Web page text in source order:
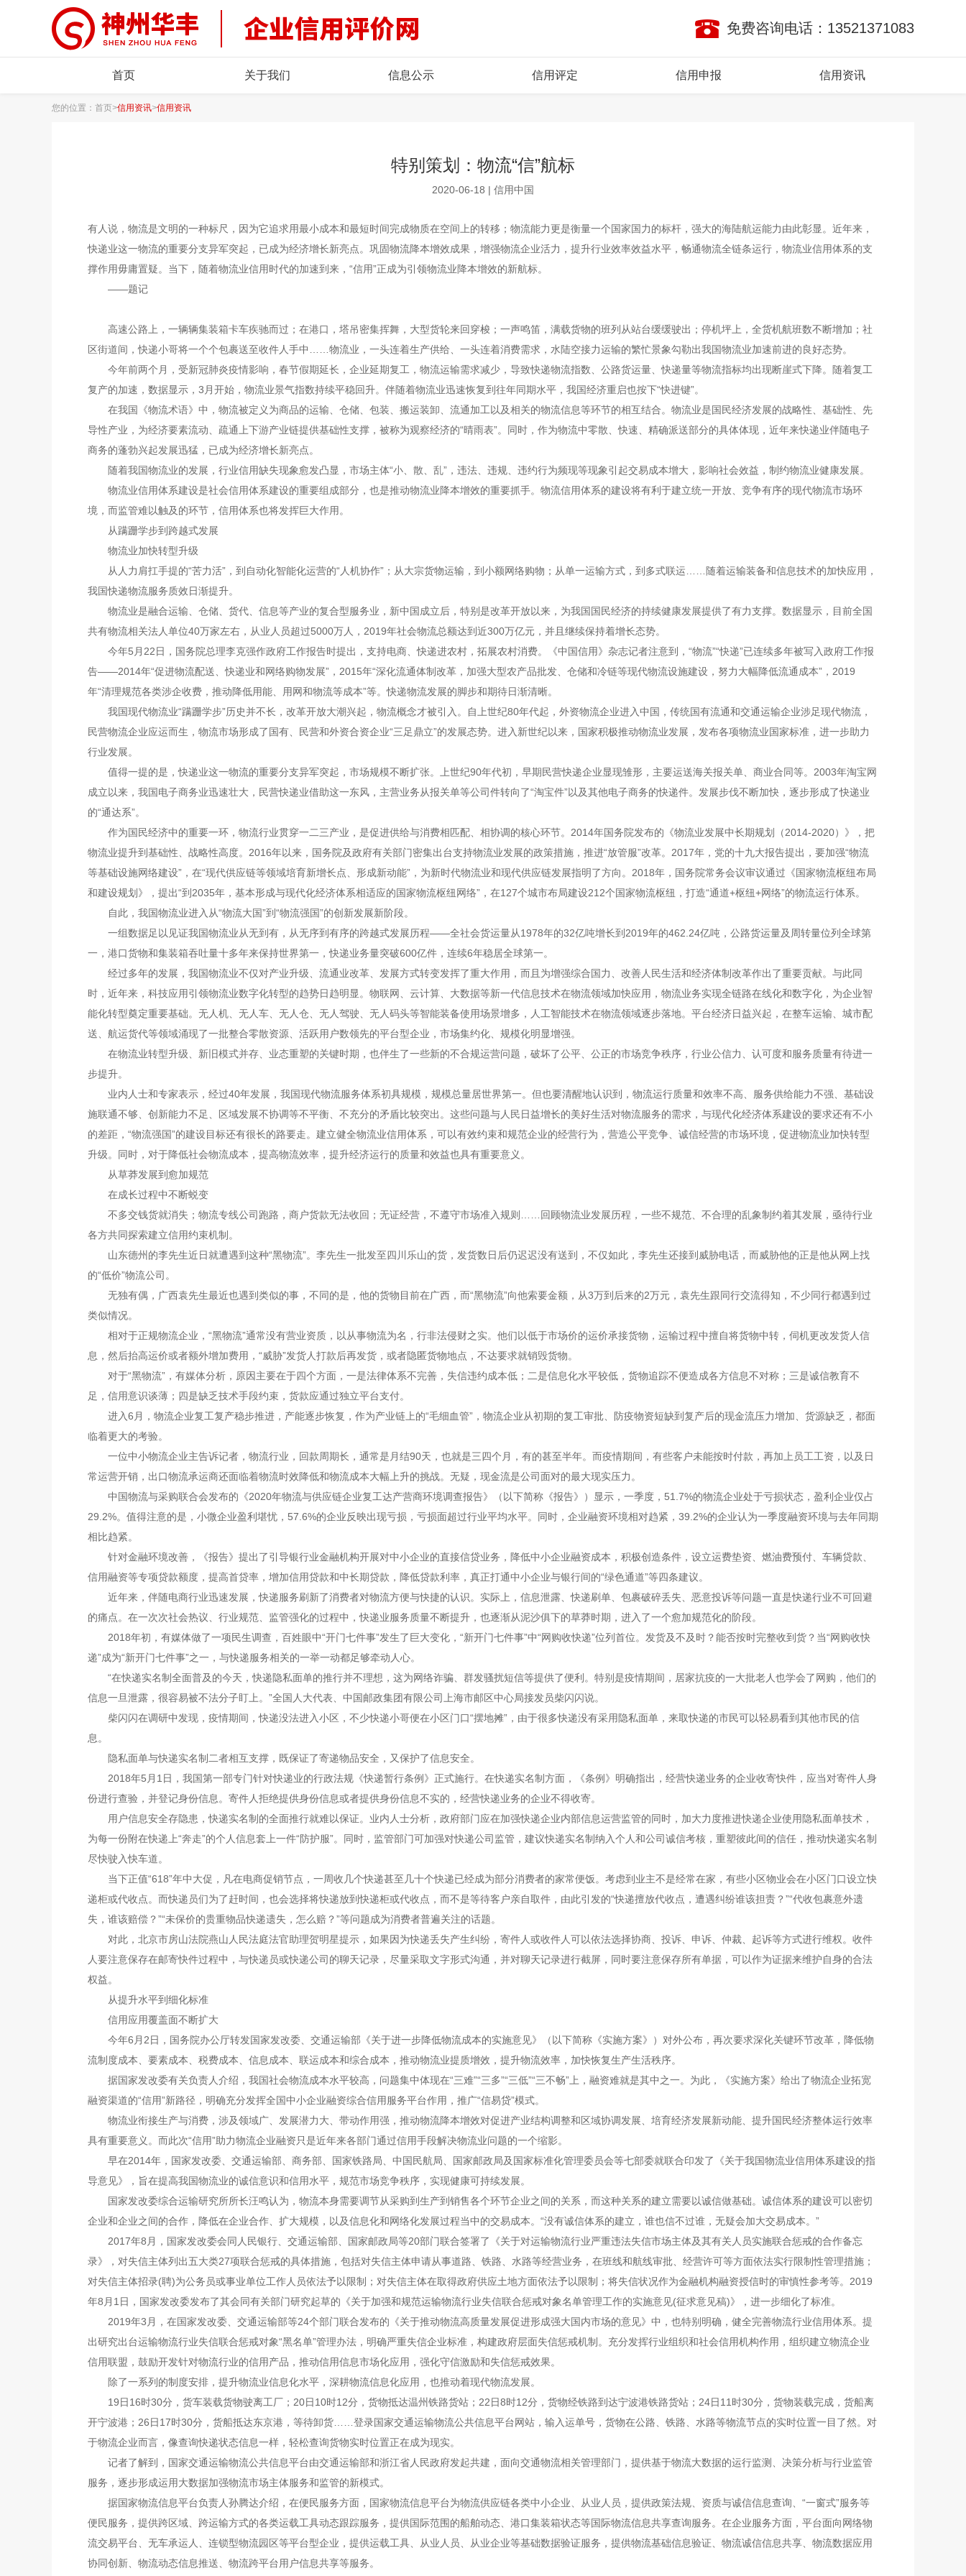
免费咨询电话：13521371083
首页 关于我们 信息公示 信用评定 信用申报 信用资讯
您的位置： 首页>信用资讯>信用资讯
特别策划：物流“信”航标
2020-06-18 | 信用中国
有人说，物流是文明的一种标尺，因为它追求用最小成本和最短时间完成物质在空间上的转移；物流能力更是衡量一个国家国力的标杆，强大的海陆航运能力由此彰显。近年来，
快递业这一物流的重要分支异军突起，已成为经济增长新亮点。巩固物流降本增效成果，增强物流企业活力，提升行业效率效益水平，畅通物流全链条运行，物流业信用体系的支
撑作用毋庸置疑。当下，随着物流业信用时代的加速到来，“信用”正成为引领物流业降本增效的新航标。
——题记
高速公路上，一辆辆集装箱卡车疾驰而过；在港口，塔吊密集挥舞，大型货轮来回穿梭；一声鸣笛，满载货物的班列从站台缓缓驶出；停机坪上，全货机航班数不断增加；社
区街道间，快递小哥将一个个包裹送至收件人手中……物流业，一头连着生产供给、一头连着消费需求，水陆空接力运输的繁忙景象勾勒出我国物流业加速前进的良好态势。
今年前两个月，受新冠肺炎疫情影响，春节假期延长，企业延期复工，物流运输需求减少，导致快递物流指数、公路货运量、快递量等物流指标均出现断崖式下降。随着复工
复产的加速，数据显示，3月开始，物流业景气指数持续平稳回升。伴随着物流业迅速恢复到往年同期水平，我国经济重启也按下“快进键”。
在我国《物流术语》中，物流被定义为商品的运输、仓储、包装、搬运装卸、流通加工以及相关的物流信息等环节的相互结合。物流业是国民经济发展的战略性、基础性、先
导性产业，为经济要素流动、疏通上下游产业链提供基础性支撑，被称为观察经济的“晴雨表”。同时，作为物流中零散、快速、精确派送部分的具体体现，近年来快递业伴随电子
商务的蓬勃兴起发展迅猛，已成为经济增长新亮点。
随着我国物流业的发展，行业信用缺失现象愈发凸显，市场主体“小、散、乱”，违法、违规、违约行为频现等现象引起交易成本增大，影响社会效益，制约物流业健康发展。
物流业信用体系建设是社会信用体系建设的重要组成部分，也是推动物流业降本增效的重要抓手。物流信用体系的建设将有利于建立统一开放、竞争有序的现代物流市场环
境，而监管难以触及的环节，信用体系也将发挥巨大作用。
从蹒跚学步到跨越式发展
物流业加快转型升级
从人力肩扛手提的“苦力活”，到自动化智能化运营的“人机协作”；从大宗货物运输，到小额网络购物；从单一运输方式，到多式联运……随着运输装备和信息技术的加快应用，
我国快递物流服务质效日渐提升。
物流业是融合运输、仓储、货代、信息等产业的复合型服务业，新中国成立后，特别是改革开放以来，为我国国民经济的持续健康发展提供了有力支撑。数据显示，目前全国
共有物流相关法人单位40万家左右，从业人员超过5000万人，2019年社会物流总额达到近300万亿元，并且继续保持着增长态势。
今年5月22日，国务院总理李克强作政府工作报告时提出，支持电商、快递进农村，拓展农村消费。《中国信用》杂志记者注意到，“物流”“快递”已连续多年被写入政府工作报
告——2014年“促进物流配送、快递业和网络购物发展”，2015年“深化流通体制改革，加强大型农产品批发、仓储和冷链等现代物流设施建设，努力大幅降低流通成本”，2019
年“清理规范各类涉企收费，推动降低用能、用网和物流等成本”等。快递物流发展的脚步和期待日渐清晰。
我国现代物流业“蹒跚学步”历史并不长，改革开放大潮兴起，物流概念才被引入。自上世纪80年代起，外资物流企业进入中国，传统国有流通和交通运输企业涉足现代物流，
民营物流企业应运而生，物流市场形成了国有、民营和外资合资企业“三足鼎立”的发展态势。进入新世纪以来，国家积极推动物流业发展，发布各项物流业国家标准，进一步助力
行业发展。
值得一提的是，快递业这一物流的重要分支异军突起，市场规模不断扩张。上世纪90年代初，早期民营快递企业显现雏形，主要运送海关报关单、商业合同等。2003年淘宝网
成立以来，我国电子商务业迅速壮大，民营快递业借助这一东风，主营业务从报关单等公司件转向了“淘宝件”以及其他电子商务的快递件。发展步伐不断加快，逐步形成了快递业
的“通达系”。
作为国民经济中的重要一环，物流行业贯穿一二三产业，是促进供给与消费相匹配、相协调的核心环节。2014年国务院发布的《物流业发展中长期规划（2014-2020）》，把
物流业提升到基础性、战略性高度。2016年以来，国务院及政府有关部门密集出台支持物流业发展的政策措施，推进“放管服”改革。2017年，党的十九大报告提出，要加强“物流
等基础设施网络建设”，在“现代供应链等领域培育新增长点、形成新动能”，为新时代物流业和现代供应链发展指明了方向。2018年，国务院常务会议审议通过《国家物流枢纽布局
和建设规划》，提出“到2035年，基本形成与现代化经济体系相适应的国家物流枢纽网络”，在127个城市布局建设212个国家物流枢纽，打造“通道+枢纽+网络”的物流运行体系。
自此，我国物流业进入从“物流大国”到“物流强国”的创新发展新阶段。
一组数据足以见证我国物流业从无到有，从无序到有序的跨越式发展历程——全社会货运量从1978年的32亿吨增长到2019年的462.24亿吨，公路货运量及周转量位列全球第
一，港口货物和集装箱吞吐量十多年来保持世界第一，快递业务量突破600亿件，连续6年稳居全球第一。
经过多年的发展，我国物流业不仅对产业升级、流通业改革、发展方式转变发挥了重大作用，而且为增强综合国力、改善人民生活和经济体制改革作出了重要贡献。与此同
时，近年来，科技应用引领物流业数字化转型的趋势日趋明显。物联网、云计算、大数据等新一代信息技术在物流领域加快应用，物流业务实现全链路在线化和数字化，为企业智
能化转型奠定重要基础。无人机、无人车、无人仓、无人驾驶、无人码头等智能装备使用场景增多，人工智能技术在物流领域逐步落地。平台经济日益兴起，在整车运输、城市配
送、航运货代等领域涌现了一批整合零散资源、活跃用户数领先的平台型企业，市场集约化、规模化明显增强。
在物流业转型升级、新旧模式并存、业态重塑的关键时期，也伴生了一些新的不合规运营问题，破坏了公平、公正的市场竞争秩序，行业公信力、认可度和服务质量有待进一
步提升。
业内人士和专家表示，经过40年发展，我国现代物流服务体系初具规模，规模总量居世界第一。但也要清醒地认识到，物流运行质量和效率不高、服务供给能力不强、基础设
施联通不够、创新能力不足、区域发展不协调等不平衡、不充分的矛盾比较突出。这些问题与人民日益增长的美好生活对物流服务的需求，与现代化经济体系建设的要求还有不小
的差距，“物流强国”的建设目标还有很长的路要走。建立健全物流业信用体系，可以有效约束和规范企业的经营行为，营造公平竞争、诚信经营的市场环境，促进物流业加快转型
升级。同时，对于降低社会物流成本，提高物流效率，提升经济运行的质量和效益也具有重要意义。
从草莽发展到愈加规范
在成长过程中不断蜕变
不多交钱货就消失；物流专线公司跑路，商户货款无法收回；无证经营，不遵守市场准入规则……回顾物流业发展历程，一些不规范、不合理的乱象制约着其发展，亟待行业
各方共同探索建立信用约束机制。
山东德州的李先生近日就遭遇到这种“黑物流”。李先生一批发至四川乐山的货，发货数日后仍迟迟没有送到，不仅如此，李先生还接到威胁电话，而威胁他的正是他从网上找
的“低价”物流公司。
无独有偶，广西袁先生最近也遇到类似的事，不同的是，他的货物目前在广西，而“黑物流”向他索要金额，从3万到后来的2万元，袁先生跟同行交流得知，不少同行都遇到过
类似情况。
相对于正规物流企业，“黑物流”通常没有营业资质，以从事物流为名，行非法侵财之实。他们以低于市场价的运价承接货物，运输过程中擅自将货物中转，伺机更改发货人信
息，然后抬高运价或者额外增加费用，“威胁”发货人打款后再发货，或者隐匿货物地点，不达要求就销毁货物。
对于“黑物流”，有媒体分析，原因主要在于四个方面，一是法律体系不完善，失信违约成本低；二是信息化水平较低，货物追踪不便造成各方信息不对称；三是诚信教育不
足，信用意识谈薄；四是缺乏技术手段约束，货款应通过独立平台支付。
进入6月，物流企业复工复产稳步推进，产能逐步恢复，作为产业链上的“毛细血管”，物流企业从初期的复工审批、防疫物资短缺到复产后的现金流压力增加、货源缺乏，都面
临着更大的考验。
一位中小物流企业主告诉记者，物流行业，回款周期长，通常是月结90天，也就是三四个月，有的甚至半年。而疫情期间，有些客户未能按时付款，再加上员工工资，以及日
常运营开销，出口物流承运商还面临着物流时效降低和物流成本大幅上升的挑战。无疑，现金流是公司面对的最大现实压力。
中国物流与采购联合会发布的《2020年物流与供应链企业复工达产营商环境调查报告》（以下简称《报告》）显示，一季度，51.7%的物流企业处于亏损状态，盈利企业仅占
29.2%。值得注意的是，小微企业盈利堪忧，57.6%的企业反映出现亏损，亏损面超过行业平均水平。同时，企业融资环境相对趋紧，39.2%的企业认为一季度融资环境与去年同期
相比趋紧。
针对金融环境改善，《报告》提出了引导银行业金融机构开展对中小企业的直接信贷业务，降低中小企业融资成本，积极创造条件，设立运费垫资、燃油费预付、车辆贷款、
信用融资等专项贷款额度，提高首贷率，增加信用贷款和中长期贷款，降低贷款利率，真正打通中小企业与银行间的“绿色通道”等四条建议。
近年来，伴随电商行业迅速发展，快递服务刷新了消费者对物流方便与快捷的认识。实际上，信息泄露、快递刷单、包裹破碎丢失、恶意投诉等问题一直是快递行业不可回避
的痛点。在一次次社会热议、行业规范、监管强化的过程中，快递业服务质量不断提升，也逐渐从泥沙俱下的草莽时期，进入了一个愈加规范化的阶段。
2018年初，有媒体做了一项民生调查，百姓眼中“开门七件事”发生了巨大变化，“新开门七件事”中“网购收快递”位列首位。发货及不及时？能否按时完整收到货？当“网购收快
递”成为“新开门七件事”之一，与快递服务相关的一举一动都足够牵动人心。
“在快递实名制全面普及的今天，快递隐私面单的推行并不理想，这为网络诈骗、群发骚扰短信等提供了便利。特别是疫情期间，居家抗疫的一大批老人也学会了网购，他们的
信息一旦泄露，很容易被不法分子盯上。”全国人大代表、中国邮政集团有限公司上海市邮区中心局接发员柴闪闪说。
柴闪闪在调研中发现，疫情期间，快递没法进入小区，不少快递小哥便在小区门口“摆地摊”，由于很多快递没有采用隐私面单，来取快递的市民可以轻易看到其他市民的信
息。
隐私面单与快递实名制二者相互支撑，既保证了寄递物品安全，又保护了信息安全。
2018年5月1日，我国第一部专门针对快递业的行政法规《快递暂行条例》正式施行。在快递实名制方面，《条例》明确指出，经营快递业务的企业收寄快件，应当对寄件人身
份进行查验，并登记身份信息。寄件人拒绝提供身份信息或者提供身份信息不实的，经营快递业务的企业不得收寄。
用户信息安全存隐患，快递实名制的全面推行就难以保证。业内人士分析，政府部门应在加强快递企业内部信息运营监管的同时，加大力度推进快递企业使用隐私面单技术，
为每一份附在快递上“奔走”的个人信息套上一件“防护服”。同时，监管部门可加强对快递公司监管，建议快递实名制纳入个人和公司诚信考核，重塑彼此间的信任，推动快递实名制
尽快驶入快车道。
当下正值“618”年中大促，凡在电商促销节点，一周收几个快递甚至几十个快递已经成为部分消费者的家常便饭。考虑到业主不是经常在家，有些小区物业会在小区门口设立快
递柜或代收点。而快递员们为了赶时间，也会选择将快递放到快递柜或代收点，而不是等待客户亲自取件，由此引发的“快递擅放代收点，遭遇纠纷谁该担责？”“代收包裹意外遗
失，谁该赔偿？”“未保价的贵重物品快递遗失，怎么赔？”等问题成为消费者普遍关注的话题。
对此，北京市房山法院燕山人民法庭法官助理贺明星提示，如果因为快递丢失产生纠纷，寄件人或收件人可以依法选择协商、投诉、申诉、仲裁、起诉等方式进行维权。收件
人要注意保存在邮寄快件过程中，与快递员或快递公司的聊天记录，尽量采取文字形式沟通，并对聊天记录进行截屏，同时要注意保存所有单据，可以作为证据来维护自身的合法
权益。
从提升水平到细化标准
信用应用覆盖面不断扩大
今年6月2日，国务院办公厅转发国家发改委、交通运输部《关于进一步降低物流成本的实施意见》（以下简称《实施方案》）对外公布，再次要求深化关键环节改革，降低物
流制度成本、要素成本、税费成本、信息成本、联运成本和综合成本，推动物流业提质增效，提升物流效率，加快恢复生产生活秩序。
据国家发改委有关负责人介绍，我国社会物流成本水平较高，问题集中体现在“三难”“三多”“三低”“三不畅”上，融资难就是其中之一。为此，《实施方案》给出了物流企业拓宽
融资渠道的“信用”新路径，明确充分发挥全国中小企业融资综合信用服务平台作用，推广“信易贷”模式。
物流业衔接生产与消费，涉及领域广、发展潜力大、带动作用强，推动物流降本增效对促进产业结构调整和区域协调发展、培育经济发展新动能、提升国民经济整体运行效率
具有重要意义。而此次“信用”助力物流企业融资只是近年来各部门通过信用手段解决物流业问题的一个缩影。
早在2014年，国家发改委、交通运输部、商务部、国家铁路局、中国民航局、国家邮政局及国家标准化管理委员会等七部委就联合印发了《关于我国物流业信用体系建设的指
导意见》，旨在提高我国物流业的诚信意识和信用水平，规范市场竞争秩序，实现健康可持续发展。
国家发改委综合运输研究所所长汪鸣认为，物流本身需要调节从采购到生产到销售各个环节企业之间的关系，而这种关系的建立需要以诚信做基础。诚信体系的建设可以密切
企业和企业之间的合作，降低在企业合作、扩大规模，以及信息化和网络化发展过程当中的交易成本。“没有诚信体系的建立，谁也信不过谁，无疑会加大交易成本。”
2017年8月，国家发改委会同人民银行、交通运输部、国家邮政局等20部门联合签署了《关于对运输物流行业严重违法失信市场主体及其有关人员实施联合惩戒的合作备忘
录》，对失信主体列出五大类27项联合惩戒的具体措施，包括对失信主体申请从事道路、铁路、水路等经营业务，在班线和航线审批、经营许可等方面依法实行限制性管理措施；
对失信主体招录(聘)为公务员或事业单位工作人员依法予以限制；对失信主体在取得政府供应土地方面依法予以限制；将失信状况作为金融机构融资授信时的审慎性参考等。2019
年8月1日，国家发改委发布了其会同有关部门研究起草的《关于加强和规范运输物流行业失信联合惩戒对象名单管理工作的实施意见(征求意见稿)》，进一步细化了标准。
2019年3月，在国家发改委、交通运输部等24个部门联合发布的《关于推动物流高质量发展促进形成强大国内市场的意见》中，也特别明确，健全完善物流行业信用体系。提
出研究出台运输物流行业失信联合惩戒对象“黑名单”管理办法，明确严重失信企业标准，构建政府层面失信惩戒机制。充分发挥行业组织和社会信用机构作用，组织建立物流企业
信用联盟，鼓励开发针对物流行业的信用产品，推动信用信息市场化应用，强化守信激励和失信惩戒效果。
除了一系列的制度安排，提升物流业信息化水平，深耕物流信息化应用，也推动着现代物流发展。
19日16时30分，货车装载货物驶离工厂；20日10时12分，货物抵达温州铁路货站；22日8时12分，货物经铁路到达宁波港铁路货站；24日11时30分，货物装载完成，货船离
开宁波港；26日17时30分，货船抵达东京港，等待卸货……登录国家交通运输物流公共信息平台网站，输入运单号，货物在公路、铁路、水路等物流节点的实时位置一目了然。对
于物流企业而言，像查询快递状态信息一样，轻松查询货物实时位置正在成为现实。
记者了解到，国家交通运输物流公共信息平台由交通运输部和浙江省人民政府发起共建，面向交通物流相关管理部门，提供基于物流大数据的运行监测、决策分析与行业监管
服务，逐步形成运用大数据加强物流市场主体服务和监管的新模式。
据国家物流信息平台负责人孙腾达介绍，在便民服务方面，国家物流信息平台为物流供应链各类中小企业、从业人员，提供政策法规、资质与诚信信息查询、“一窗式”服务等
便民服务，提供跨区域、跨运输方式的各类运载工具动态跟踪服务，提供国际范围的船舶动态、港口集装箱状态等国际物流信息共享查询服务。在企业服务方面，平台面向网络物
流交易平台、无车承运人、连锁型物流园区等平台型企业，提供运载工具、从业人员、从业企业等基础数据验证服务，提供物流基础信息验证、物流诚信信息共享、物流数据应用
协同创新、物流动态信息推送、物流跨平台用户信息共享等服务。